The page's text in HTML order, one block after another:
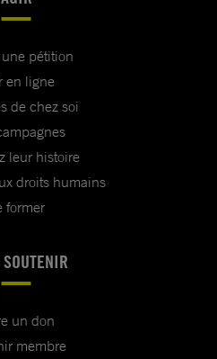
pétition
en ligne
de chez soi
leur histoire
droits humains
former
un don
membre